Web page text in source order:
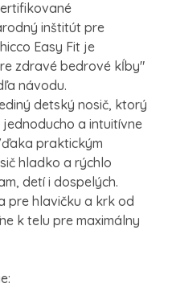
inštitút pre
Easy Fit je
zdravé bedrové kĺby"
návodu.
detský nosič, ktorý
a intuitívne
praktickým
hladko a rýchlo
detí i dospelých.
pre hlavičku a krk od
k telu pre maximálny